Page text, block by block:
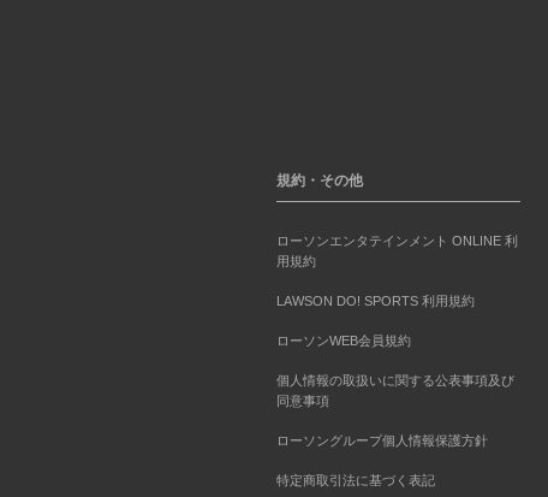
規約・その他
ローソンエンタテインメント ONLINE 利
用規約
LAWSON DO! SPORTS 利用規約
ローソンWEB会員規約
個人情報の取扱いに関する公表事項及び
同意事項
ローソングループ個人情報保護方針
特定商取引法に基づく表記